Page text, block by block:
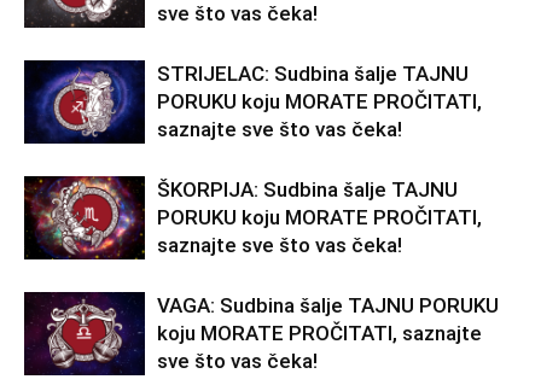
sve što vas čeka!
STRIJELAC: Sudbina šalje TAJNU
PORUKU koju MORATE PROČITATI,
saznajte sve što vas čeka!
ŠKORPIJA: Sudbina šalje TAJNU
PORUKU koju MORATE PROČITATI,
saznajte sve što vas čeka!
VAGA: Sudbina šalje TAJNU PORUKU
koju MORATE PROČITATI, saznajte
sve što vas čeka!